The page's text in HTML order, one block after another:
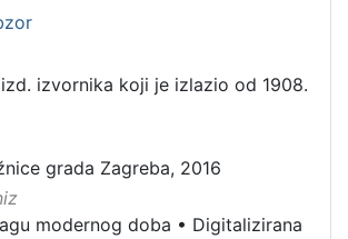
izvornika koji je izlazio od 1908.
grada Zagreba, 2016
modernog doba • Digitalizirana